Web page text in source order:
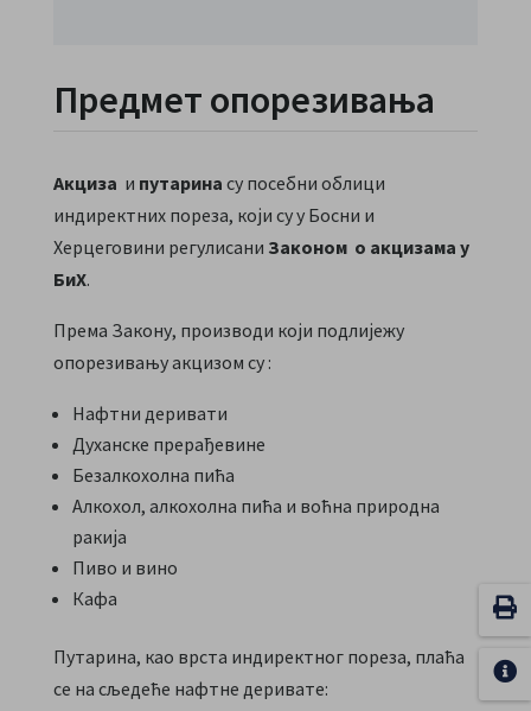
Предмет опорезивања
Акциза и путарина су посебни облици
индиректних пореза, који су у Босни и
Херцеговини регулисани Законом о акцизама у
БиХ.
Према Закону, производи који подлијежу
опорезивању акцизом су :
Нафтни деривати
Духанске прерађевине
Безалкохолна пића
Алкохол, алкохолна пића и воћна природна
ракија
Пиво и вино
Кафа
Путарина, као врста индиректног пореза, плаћа
се на сљедеће нафтне деривате: